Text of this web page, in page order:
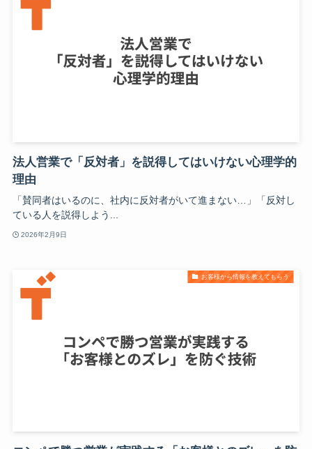
法人営業で「反対者」を説得してはいけない心理学的
理由
「賛同者はいるのに、社内に反対者がいて進まない…」「反対し
ている人を説得しよう...
2026年2月9日
お客様から情報を教えてもらう